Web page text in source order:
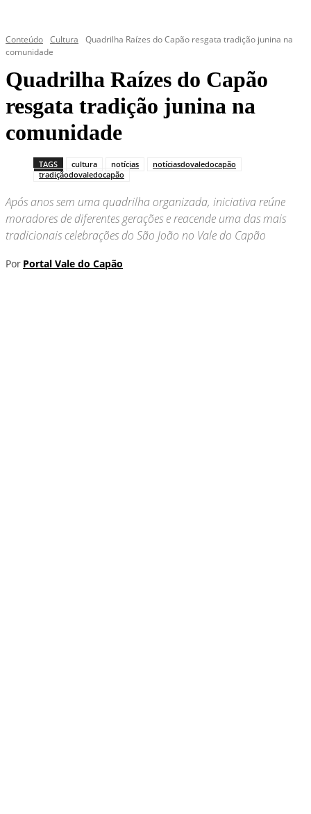
Conteúdo Cultura
Quadrilha Raízes do Capão resgata tradição junina na
comunidade
Quadrilha Raízes do Capão
resgata tradição junina na
comunidade
TAGS cultura notícias
notíciasdovaledocapão
tradiçãodovaledocapão
Após anos sem uma quadrilha organizada, iniciativa reúne
moradores de diferentes gerações e reacende uma das mais
tradicionais celebrações do São João no Vale do Capão
Por Portal Vale do Capão